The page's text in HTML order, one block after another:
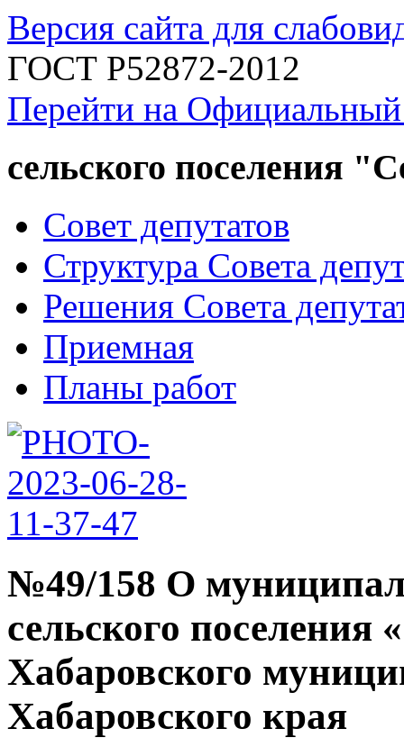
Версия сайта для
ГОСТ Р52872-2012
Перейти на
сельского поселения
Совет депутатов
Структура Совета
Решения Совета
Приемная
Планы работ
№49/158 О
сельского
Хабаровского
Хабаровского края